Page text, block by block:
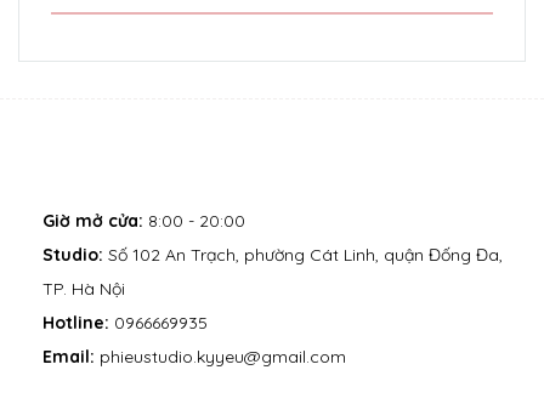
Giờ mở cửa: 8:00 - 20:00
Studio: Số 102 An Trạch, phường Cát Linh, quận Đống Đa,
TP. Hà Nội
Hotline: 0966669935
Email: phieustudio.kyyeu@gmail.com